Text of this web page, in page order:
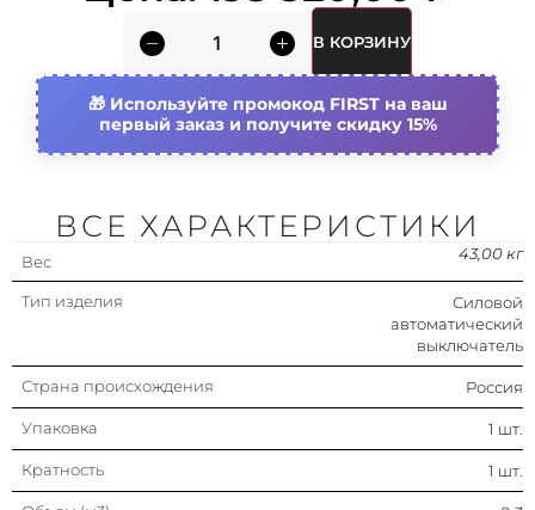
Тип изделия/компонента
автоматического
выключателя
Конструкция прибора
Встраив. устройство
фиксированной
установки
С расцепителем минимального
напряжения
Подходит для монтажа на din-
рейку (ω-типа)
Нет
40 ка
Тип элемента управления
Рычажковый
(перекидной рычаг)
электрич. цепи
Болтовое соединение
В КОРЗИНУ
Используйте промокод FIRST на ваш
первый заказ и получите скидку 15%
ВСЕ ХАРАКТЕРИСТИКИ
Вес 43,00 кг
Тип изделия
Силовой
автоматический
выключатель
Страна происхождения Россия
Упаковка 1 шт.
Кратность 1 шт.